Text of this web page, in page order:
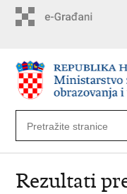
Rezultati